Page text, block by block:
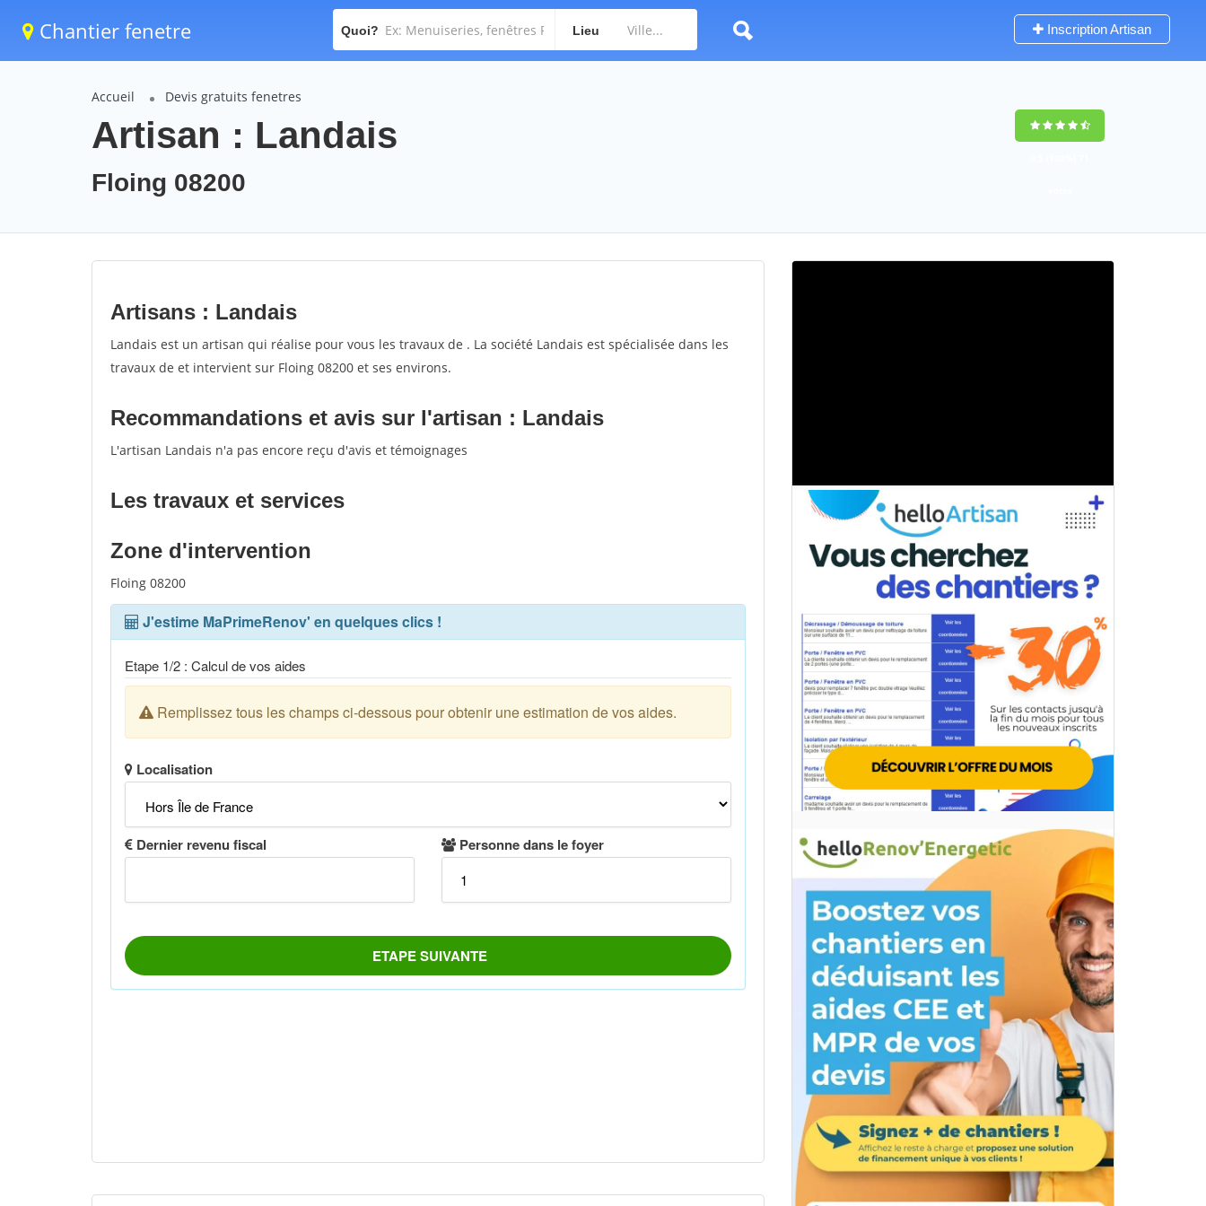
Chantier fenetre Quoi? Lieu Inscription Artisan
Accueil Devis gratuits fenetres
Artisan : Landais
Floing 08200
Artisans : Landais
Landais est un artisan qui réalise pour vous les travaux de . La société Landais est spécialisée dans les
travaux de et intervient sur Floing 08200 et ses environs.
Recommandations et avis sur l'artisan : Landais
L'artisan Landais n'a pas encore reçu d'avis et témoignages
Les travaux et services
Zone d'intervention
Floing 08200